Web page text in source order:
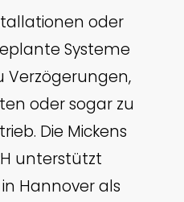
oder
Systeme
Verzögerungen,
oder sogar zu
Die Mickens
unterstützt
Hannover als